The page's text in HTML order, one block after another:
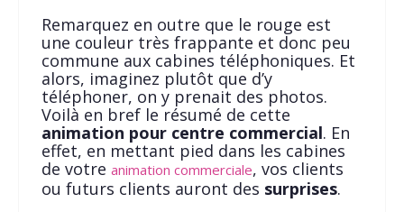
Remarquez en outre que le rouge est
une couleur très frappante et donc peu
commune aux cabines téléphoniques. Et
alors, imaginez plutôt que d’y
téléphoner, on y prenait des photos.
Voilà en bref le résumé de cette
animation pour centre commercial. En
effet, en mettant pied dans les cabines
de votre animation commerciale, vos clients
ou futurs clients auront des surprises.